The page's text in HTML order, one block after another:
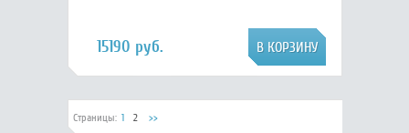
15190 руб.
Страницы: 1 2 >>